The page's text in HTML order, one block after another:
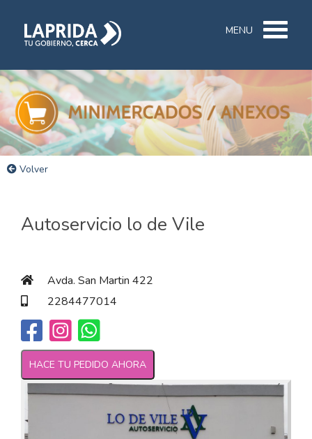
MENU
Volver
Autoservicio lo de Vile
Avda. San Martin 422
2284477014
HACE TU PEDIDO AHORA